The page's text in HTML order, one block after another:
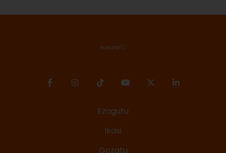
ere bildu ditugu, euskarazko hiztegia zabaltzen lagundu
Ezagutu
Ikasi
Gozatu